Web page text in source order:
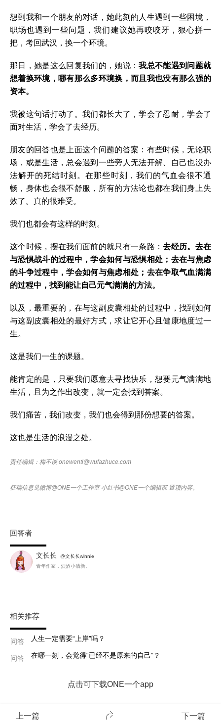
想到我和一个朋友的对话，她此刻的人生遇到一些困境，
职场也遇到一些问题，我们建议她再咬咬牙，狠心拼一
把，考回武汉，换一个环境。
那日，她是这么回复我们的，她说：我总不能遇到问题就
想着换环境，哪有那么多环境换，而且我也没有那么强的
资本。
我被这句话打动了。我们都长大了，学会了忍耐，学会了
面对生活，学会了去经历。
朋友的回答也是上面这个问题的答案：有些时候，无论职
场，或是生活，总会遇到一些旁人无法开解、自己也没办
法解开的死结时刻。在那些时刻，我们的气血会很不通
畅，身体也会很不舒服，所有的方法论也都在我们身上失
效了。真的很难受。
我们也都会有这样的时刻。
这个时候，摆在我们面前的就只有一条路：去经历。去在
与恐惧战斗的过程中，学会如何与恐惧相处；去在与焦虑
的斗争过程中，学会如何与焦虑相处；去在争取气血满满
的过程中，找到能让自己元气满满的方法。
以及，最重要的，在与这副皮囊相处的过程中，找到如何
与这副皮囊相处的最好方式，求让它开心且健康地度过一
生。
这是我们一生的课题。
能肯定的是，只要我们愿意去寻找快乐，想要元气满满地
生活，且为之作出改变，就一定会找到答案。
我们痛苦，我们改变，我们也会得到那份想要的答案。
这也是生活的浪漫之处。
责任编辑：梅不谈 onewenti@wufazhuce.com
征稿信息见微博@ONE一个工作室 小红书@ONE一个编辑部 置顶内容。
回答者
文长长
@文长长winnie
青年作家，烈酒小清新。
相关推荐
问答 人生一定需要“上岸”吗？
问答 在哪一刻，会觉得“已经不是原来的自己”？
点击可下载ONE一个app
上一篇 下一篇